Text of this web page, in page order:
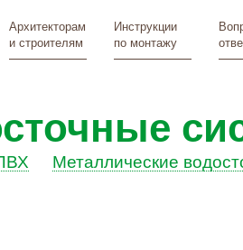
Архитекторам
и строителям
Инструкции
по монтажу
Металлические